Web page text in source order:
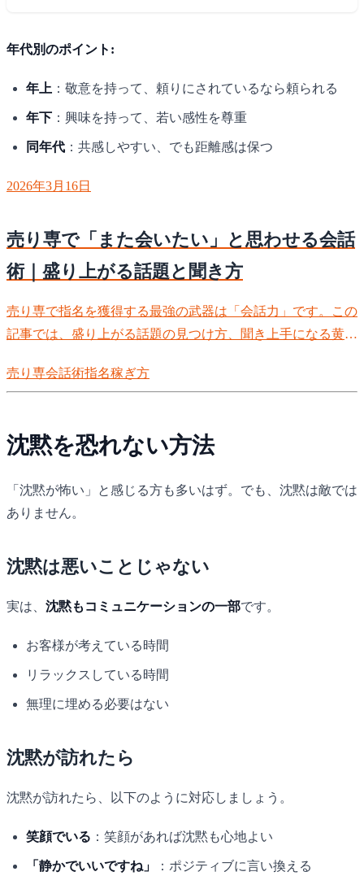
年代別のポイント:
年上 ：敬意を持って、頼りにされているなら頼られる
年下 ：興味を持って、若い感性を尊重
同年代 ：共感しやすい、でも距離感は保つ
2026年3月16日
売り専で「また会いたい」と思わせる会話
術｜盛り上がる話題と聞き方
売り専で指名を獲得する最強の武器は「会話力」です。この
記事では、盛り上がる話題の見つけ方、聞き上手になる黄金
説。お客様が「また会いたい」と思う会話テクニックを現役
売り専会話術指名稼ぎ方
沈黙を恐れない方法
「沈黙が怖い」と感じる方も多いはず。でも、沈黙は敵では
ありません。
沈黙は悪いことじゃない
実は、 沈黙もコミュニケーションの一部です。
お客様が考えている時間
リラックスしている時間
無理に埋める必要はない
沈黙が訪れたら
沈黙が訪れたら、以下のように対応しましょう。
笑顔でいる ：笑顔があれば沈黙も心地よい
「静かでいいですね」 ：ポジティブに言い換える